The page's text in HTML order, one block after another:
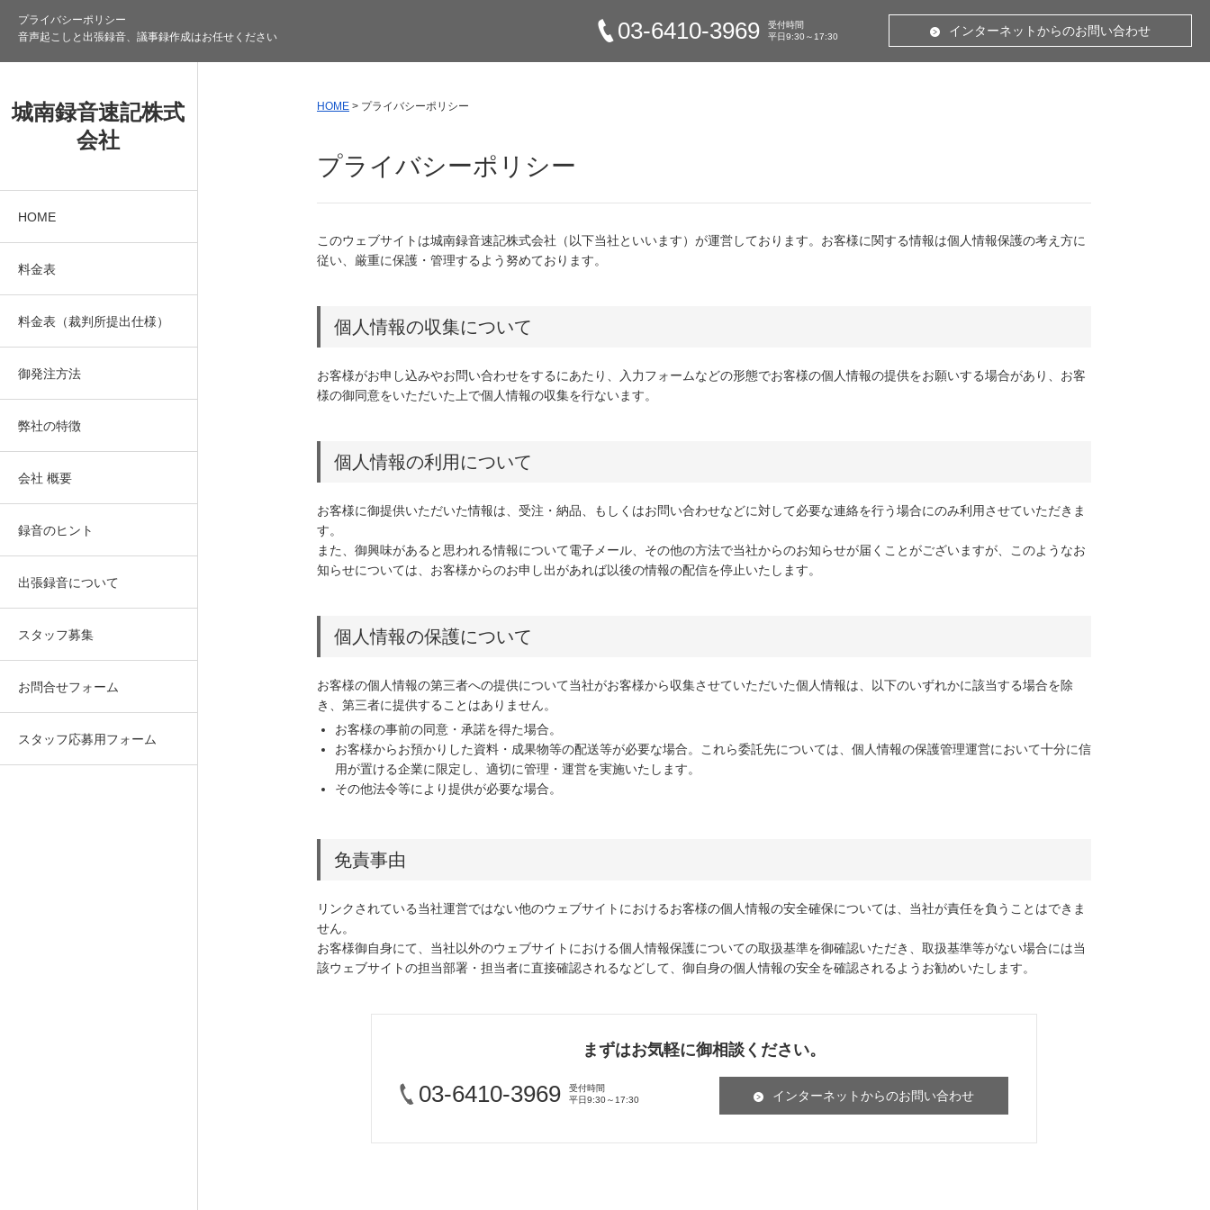
プライバシーポリシー
音声起こしと出張録音、議事録作成はお任せください
03-6410-3969
受付時間
平日9:30～17:30
インターネットからのお問い合わせ
城南録音速記株式
会社
HOME
料金表
料金表（裁判所提出仕様）
御発注方法
弊社の特徴
会社 概要
録音のヒント
出張録音について
スタッフ募集
お問合せフォーム
スタッフ応募用フォーム
HOME > プライバシーポリシー
プライバシーポリシー
このウェブサイトは城南録音速記株式会社（以下当社といいます）が運営しております。お客様に関する情報は個人情報保護の考え方に
従い、厳重に保護・管理するよう努めております。
個人情報の収集について
お客様がお申し込みやお問い合わせをするにあたり、入力フォームなどの形態でお客様の個人情報の提供をお願いする場合があり、お客
様の御同意をいただいた上で個人情報の収集を行ないます。
個人情報の利用について
お客様に御提供いただいた情報は、受注・納品、もしくはお問い合わせなどに対して必要な連絡を行う場合にのみ利用させていただきま
す。
また、御興味があると思われる情報について電子メール、その他の方法で当社からのお知らせが届くことがございますが、このようなお
知らせについては、お客様からのお申し出があれば以後の情報の配信を停止いたします。
個人情報の保護について
お客様の個人情報の第三者への提供について当社がお客様から収集させていただいた個人情報は、以下のいずれかに該当する場合を除
き、第三者に提供することはありません。
お客様の事前の同意・承諾を得た場合。
お客様からお預かりした資料・成果物等の配送等が必要な場合。これら委託先については、個人情報の保護管理運営において十分に信
用が置ける企業に限定し、適切に管理・運営を実施いたします。
その他法令等により提供が必要な場合。
免責事由
リンクされている当社運営ではない他のウェブサイトにおけるお客様の個人情報の安全確保については、当社が責任を負うことはできま
せん。
お客様御自身にて、当社以外のウェブサイトにおける個人情報保護についての取扱基準を御確認いただき、取扱基準等がない場合には当
該ウェブサイトの担当部署・担当者に直接確認されるなどして、御自身の個人情報の安全を確認されるようお勧めいたします。
まずはお気軽に御相談ください。
03-6410-3969
受付時間
平日9:30～17:30
インターネットからのお問い合わせ